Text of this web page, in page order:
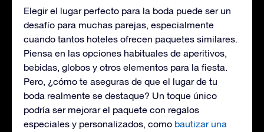
Elegir el lugar perfecto para la boda puede ser un
desafío para muchas parejas, especialmente
cuando tantos hoteles ofrecen paquetes similares.
Piensa en las opciones habituales de aperitivos,
bebidas, globos y otros elementos para la fiesta.
Pero, ¿cómo te aseguras de que el lugar de tu
boda realmente se destaque? Un toque único
podría ser mejorar el paquete con regalos
especiales y personalizados, como bautizar una